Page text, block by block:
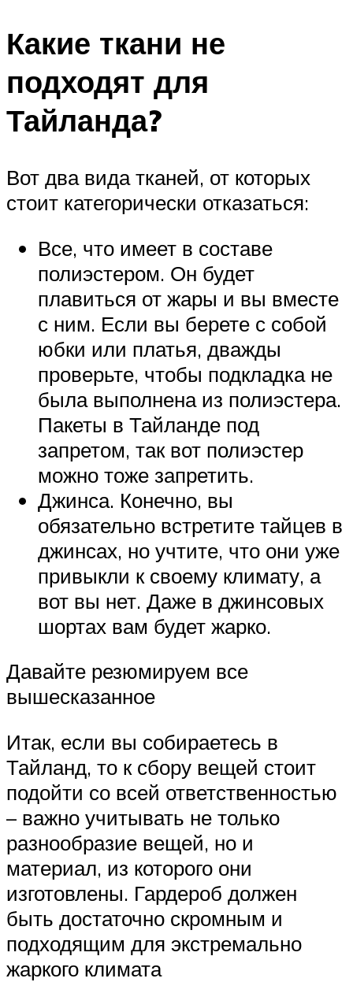
Какие ткани не
подходят для
Тайланда?
Вот два вида тканей, от которых
стоит категорически отказаться:
Все, что имеет в составе
полиэстером. Он будет
плавиться от жары и вы вместе
с ним. Если вы берете с собой
юбки или платья, дважды
проверьте, чтобы подкладка не
была выполнена из полиэстера.
Пакеты в Тайланде под
запретом, так вот полиэстер
можно тоже запретить.
Джинса. Конечно, вы
обязательно встретите тайцев в
джинсах, но учтите, что они уже
привыкли к своему климату, а
вот вы нет. Даже в джинсовых
шортах вам будет жарко.
Давайте резюмируем все
вышесказанное
Итак, если вы собираетесь в
Тайланд, то к сбору вещей стоит
подойти со всей ответственностью
– важно учитывать не только
разнообразие вещей, но и
материал, из которого они
изготовлены. Гардероб должен
быть достаточно скромным и
подходящим для экстремально
жаркого климата